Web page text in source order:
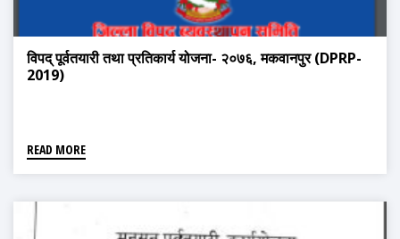
विपद् पूर्वतयारी तथा प्रतिकार्य योजना- २०७६, मकवानपुर (DPRP-
2019)
READ MORE